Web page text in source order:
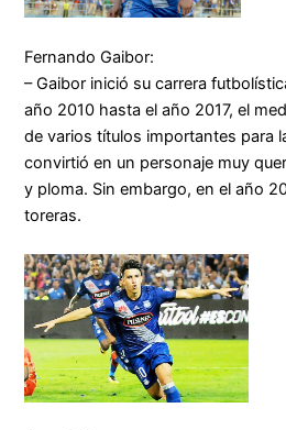
Fernando Gaibor:
– Gaibor inició su carrera
año 2010 hasta el año 2017, el
de varios títulos importantes para
convirtió en un personaje muy
y ploma. Sin embargo, en el año
toreras.